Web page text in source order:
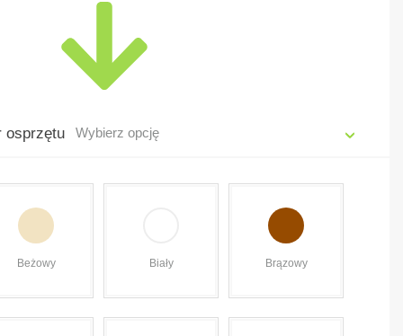
osprzętu Wybierz opcję
Beżowy Biały Brązowy